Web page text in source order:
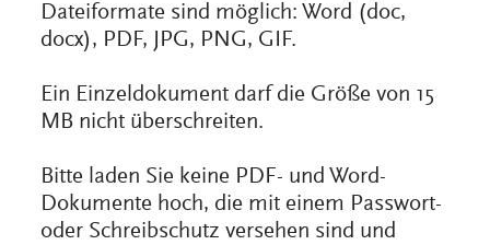
Dateiformate sind möglich: Word (doc,
docx), PDF, JPG, PNG, GIF.
Ein Einzeldokument darf die Größe von 15
MB nicht überschreiten.
Bitte laden Sie keine PDF- und Word-
Dokumente hoch, die mit einem Passwort-
oder Schreibschutz versehen sind und